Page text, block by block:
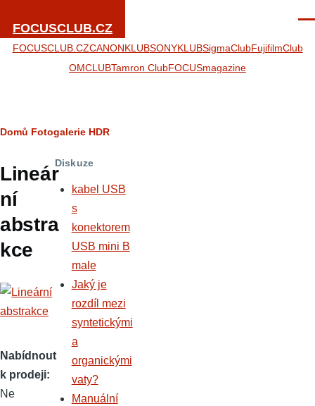
FOCUSCLUB.CZ
FOCUSCLUB.CZCANONKLUBSONYKLUBSigmaClubFujifilmClub
OMCLUBTamron ClubFOCUSmagazine
Drobečková
navigace
Domů Fotogalerie HDR
Lineár
ní
abstra
kce
Nabídnout
k prodeji
Ne
Diskuze
kabel USB
s
konektorem
USB mini B
male
Jaký je
rozdíl mezi
syntetickými
a
organickými
vaty?
Manuální